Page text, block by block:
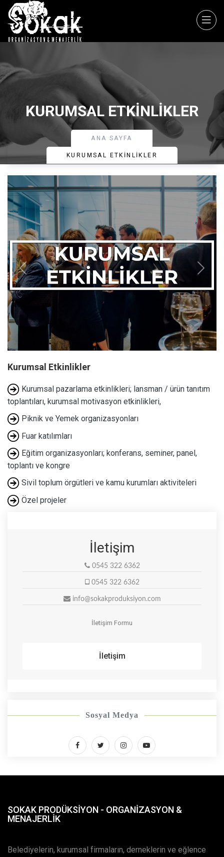
KURUMSAL ETKINLIKLER
ANA SAYFA
KURUMSAL ETKINLIKLER
Previous Next
Kurumsal Etkinlikler
Kurumsal pazarlama etkinlikleri; lansman / ürün tanıtım
toplantıları, kurumsal motivasyon etkinlikleri,
Piknik ve Yemek organizasyonları
Fuar katılımları
Eğitim organizasyonları; konferans, seminer, panel,
toplantı ve kongre
Sivil toplum örgütleri ve kamu kurumları aktiviteleri
Özel projeler
İletişim
0545 322 6362
0545 322 6362
info@sokakproduksiyon.com
İletişim Formu
İletişim
Sosyal Medya
SOKAK PRODÜKSIYON - ORGANIZASYON &
MENAJERLIK
Belediyelerin, kurumsal firmaların, derneklerin ve eğlence